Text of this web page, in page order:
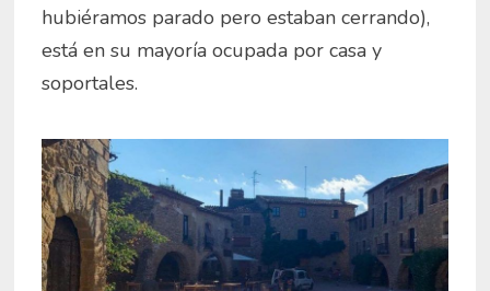
hubiéramos parado pero estaban cerrando),
está en su mayoría ocupada por casa y
soportales.